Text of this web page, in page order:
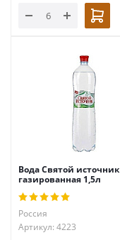
Вода Святой источник
газированная 1,5л
Россия
Артикул: 4223